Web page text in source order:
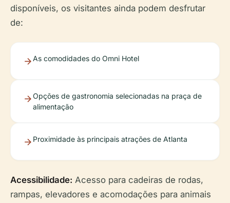
disponíveis, os visitantes ainda podem desfrutar
de:
As comodidades do Omni Hotel
Opções de gastronomia selecionadas na praça de
alimentação
Proximidade às principais atrações de Atlanta
Acessibilidade: Acesso para cadeiras de rodas,
rampas, elevadores e acomodações para animais